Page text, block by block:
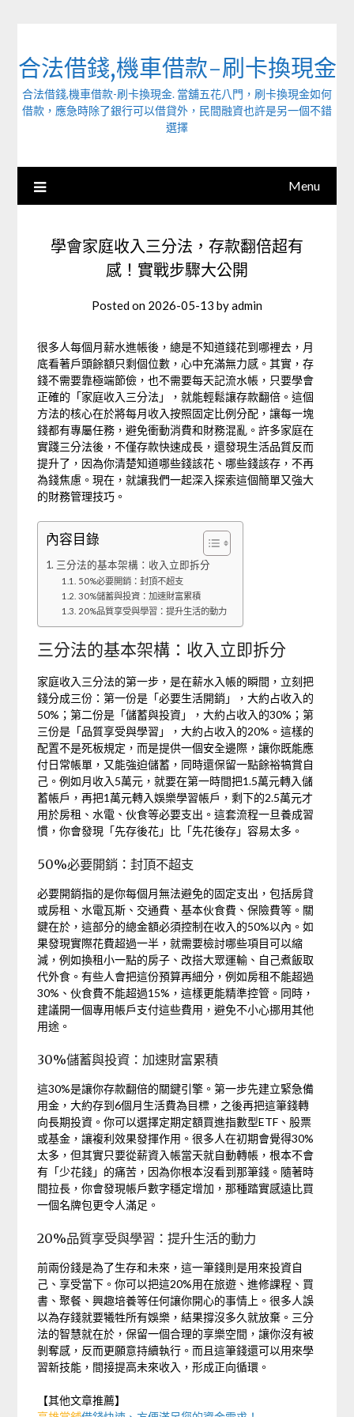
合法借錢,機車借款-刷卡換現金
合法借錢,機車借款-刷卡換現金. 當舖五花八門，刷卡換現金如何
借款，應急時除了銀行可以借貸外，民間融資也許是另一個不錯
選擇
Menu
學會家庭收入三分法，存款翻倍超有
感！實戰步驟大公開
Posted on 2026-05-13 byadmin
很多人每個月薪水進帳後，總是不知道錢花到哪裡去，月
底看著戶頭餘額只剩個位數，心中充滿無力感。其實，存
錢不需要靠極端節儉，也不需要每天記流水帳，只要學會
正確的「家庭收入三分法」，就能輕鬆讓存款翻倍。這個
方法的核心在於將每月收入按照固定比例分配，讓每一塊
錢都有專屬任務，避免衝動消費和財務混亂。許多家庭在
實踐三分法後，不僅存款快速成長，還發現生活品質反而
提升了，因為你清楚知道哪些錢該花、哪些錢該存，不再
為錢焦慮。現在，就讓我們一起深入探索這個簡單又強大
的財務管理技巧。
內容目錄
三分法的基本架構：收入立即拆分
50%必要開銷：封頂不超支
30%儲蓄與投資：加速財富累積
20%品質享受與學習：提升生活的動力
三分法的基本架構：收入立即拆分
家庭收入三分法的第一步，是在薪水入帳的瞬間，立刻把
錢分成三份：第一份是「必要生活開銷」，大約占收入的
50%；第二份是「儲蓄與投資」，大約占收入的30%；第
三份是「品質享受與學習」，大約占收入的20%。這樣的
配置不是死板規定，而是提供一個安全邊際，讓你既能應
付日常帳單，又能強迫儲蓄，同時還保留一點餘裕犒賞自
己。例如月收入5萬元，就要在第一時間把1.5萬元轉入儲
蓄帳戶，再把1萬元轉入娛樂學習帳戶，剩下的2.5萬元才
用於房租、水電、伙食等必要支出。這套流程一旦養成習
慣，你會發現「先存後花」比「先花後存」容易太多。
50%必要開銷：封頂不超支
必要開銷指的是你每個月無法避免的固定支出，包括房貸
或房租、水電瓦斯、交通費、基本伙食費、保險費等。關
鍵在於，這部分的總金額必須控制在收入的50%以內。如
果發現實際花費超過一半，就需要檢討哪些項目可以縮
減，例如換租小一點的房子、改搭大眾運輸、自己煮飯取
代外食。有些人會把這份預算再細分，例如房租不能超過
30%、伙食費不能超過15%，這樣更能精準控管。同時，
建議開一個專用帳戶支付這些費用，避免不小心挪用其他
用途。
30%儲蓄與投資：加速財富累積
這30%是讓你存款翻倍的關鍵引擎。第一步先建立緊急備
用金，大約存到6個月生活費為目標，之後再把這筆錢轉
向長期投資。你可以選擇定期定額買進指數型ETF、股票
或基金，讓複利效果發揮作用。很多人在初期會覺得30%
太多，但其實只要從薪資入帳當天就自動轉帳，根本不會
有「少花錢」的痛苦，因為你根本沒看到那筆錢。隨著時
間拉長，你會發現帳戶數字穩定增加，那種踏實感遠比買
一個名牌包更令人滿足。
20%品質享受與學習：提升生活的動力
前兩份錢是為了生存和未來，這一筆錢則是用來投資自
己、享受當下。你可以把這20%用在旅遊、進修課程、買
書、聚餐、興趣培養等任何讓你開心的事情上。很多人誤
以為存錢就要犧牲所有娛樂，結果撐沒多久就放棄。三分
法的智慧就在於，保留一個合理的享樂空間，讓你沒有被
剝奪感，反而更願意持續執行。而且這筆錢還可以用來學
習新技能，間接提高未來收入，形成正向循環。
【其他文章推薦】